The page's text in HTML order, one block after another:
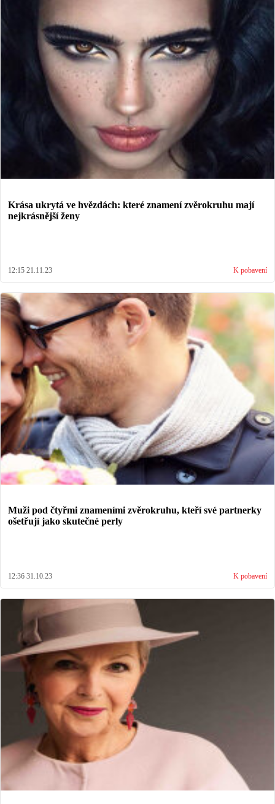
Krása ukrytá ve hvězdách: které znamení zvěrokruhu mají
nejkrásnější ženy
12:15 21.11.23 K pobavení
Muži pod čtyřmi znameními zvěrokruhu, kteří své partnerky
ošetřují jako skutečné perly
12:36 31.10.23 K pobavení